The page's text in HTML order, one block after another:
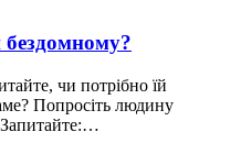
чи потрібно їй
Попросіть людину